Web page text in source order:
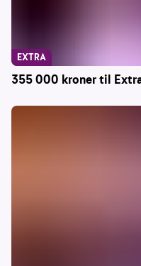
355 000 kroner til
EXTRA